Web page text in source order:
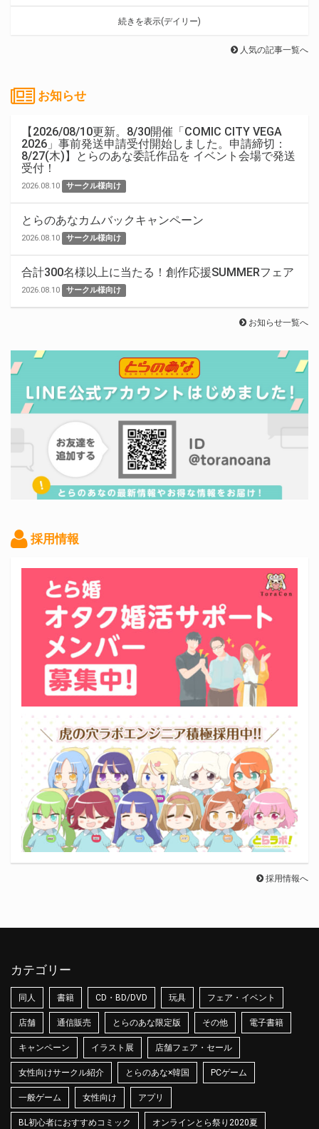
続きを表示(デイリー)
人気の記事一覧へ
お知らせ
【2026/08/10更新。8/30開催「COMIC CITY VEGA
2026」事前発送申請受付開始しました。申請締切：
8/27(木)】とらのあな委託作品を イベント会場で発送
受付！
2026.08.10 サークル様向け
とらのあなカムバックキャンペーン
2026.08.10 サークル様向け
合計300名様以上に当たる！創作応援SUMMERフェア
2026.08.10 サークル様向け
お知らせ一覧へ
採用情報
採用情報へ
カテゴリー
同人 書籍 CD・BD/DVD 玩具 フェア・イベント
店舗 通信販売 とらのあな限定版 その他 電子書籍
キャンペーン イラスト展 店舗フェア・セール
女性向けサークル紹介 とらのあな×韓国 PCゲーム
一般ゲーム 女性向け アプリ
BL初心者におすすめコミック オンラインとら祭り2020夏